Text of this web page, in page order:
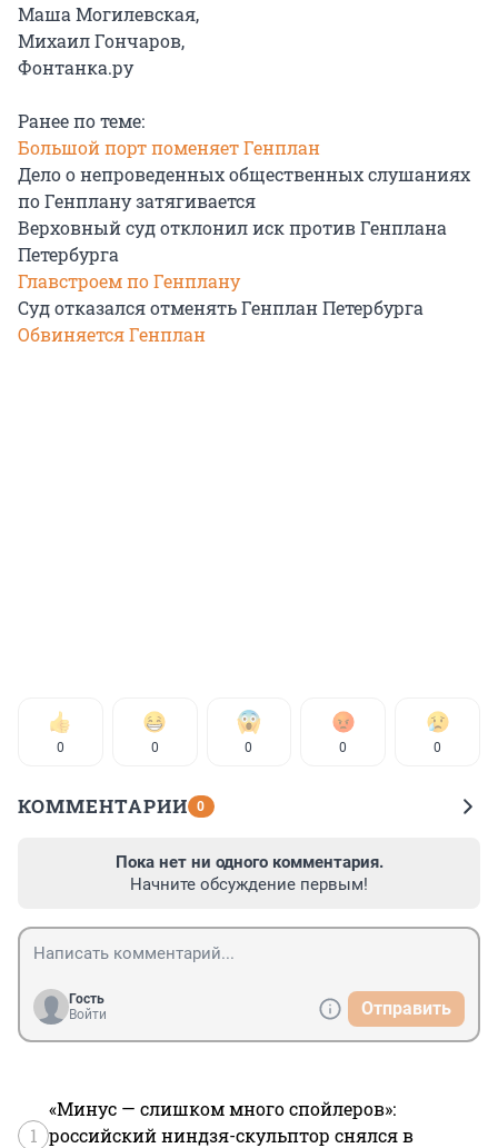
Маша Могилевская,
Михаил Гончаров,
Фонтанка.ру
Ранее по теме:
Большой порт поменяет Генплан
Дело о непроведенных общественных слушаниях
по Генплану затягивается
Верховный суд отклонил иск против Генплана
Петербурга
Главстроем по Генплану
Суд отказался отменять Генплан Петербурга
Обвиняется Генплан
0 0 0 0 0
КОММЕНТАРИИ 0
Пока нет ни одного комментария.
Начните обсуждение первым!
Гость
Войти
Отправить
1
«Минус — слишком много спойлеров»:
российский ниндзя-скульптор снялся в